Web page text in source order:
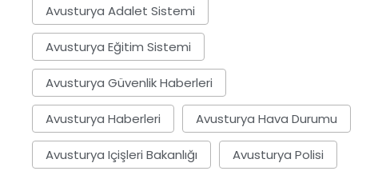
Avusturya Adalet Sistemi
Avusturya Eğitim Sistemi
Avusturya Güvenlik Haberleri
Avusturya Haberleri Avusturya Hava Durumu
Avusturya Içişleri Bakanlığı Avusturya Polisi